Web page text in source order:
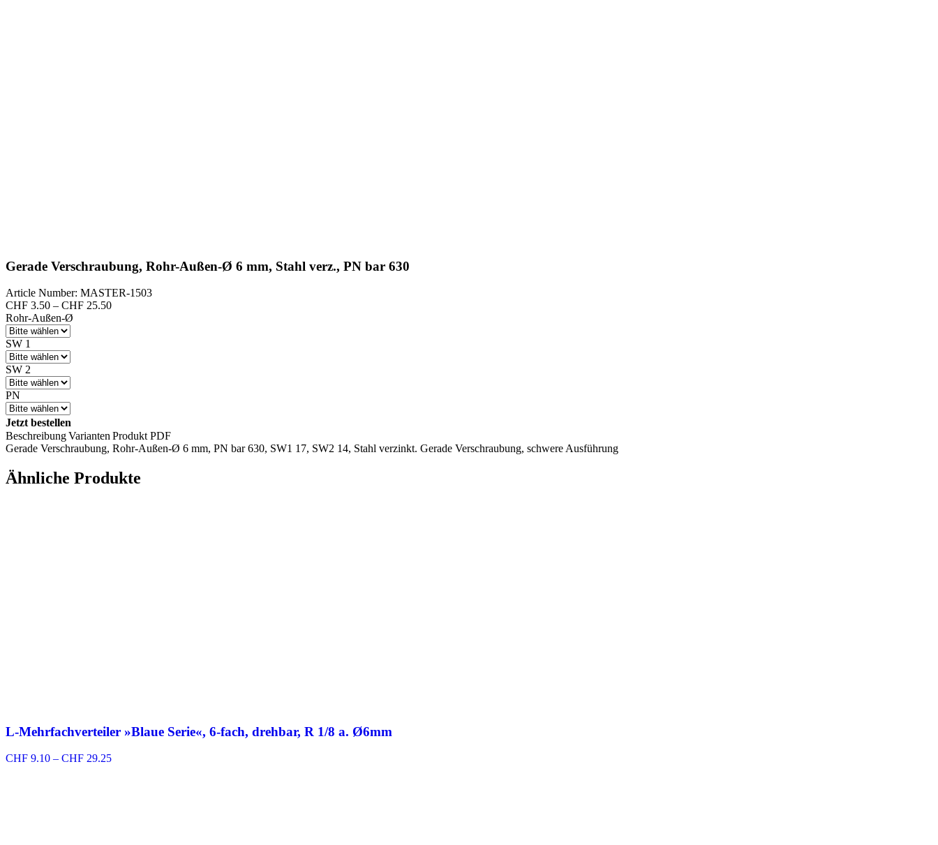
Gerade Verschraubung, Rohr-Außen-Ø 6 mm, Stahl verz., PN bar 630
Article Number: MASTER-1503
CHF 3.50 – CHF 25.50Preisspanne:
Rohr-Außen-Ø
SW 1
SW 2
PN
Jetzt bestellen
BeschreibungVarianten Produkt PDF
Gerade Verschraubung, Rohr-Außen-Ø 6 mm, PN bar 630, SW1 17, SW2 14, Stahl verzinkt. Gerade Verschraubung, schwere Ausführung
Ähnliche Produkte
L-Mehrfachverteiler »Blaue Serie«, 6-fach, drehbar, R 1/8 a. Ø6mm
CHF 9.10 – CHF 29.25Preisspanne: